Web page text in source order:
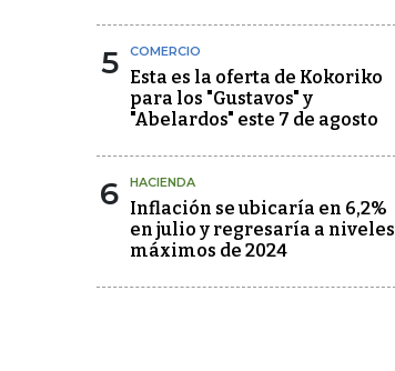
5 COMERCIO
Esta es la oferta de Kokoriko
para los "Gustavos" y
"Abelardos" este 7 de agosto
6 HACIENDA
Inflación se ubicaría en 6,2%
en julio y regresaría a niveles
máximos de 2024